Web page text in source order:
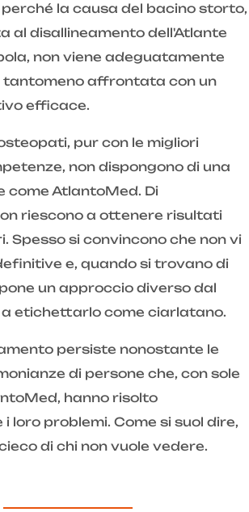
la causa del bacino storto,
al disallineamento dell'Atlante
non viene adeguatamente
tantomeno affrontata con un
efficace.
pur con le migliori
non dispongono di una
AtlantoMed. Di
riescono a ottenere risultati
Spesso si convincono che non vi
e, quando si trovano di
un approccio diverso dal
a etichettarlo come ciarlatano.
persiste nonostante le
di persone che, con sole
hanno risolto
loro problemi. Come si suol dire,
di chi non vuole vedere.